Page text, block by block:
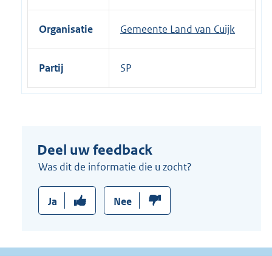
Organisatie Gemeente Land van Cuijk
Partij SP
Deel uw feedback
Was dit de informatie die u zocht?
Ja Nee